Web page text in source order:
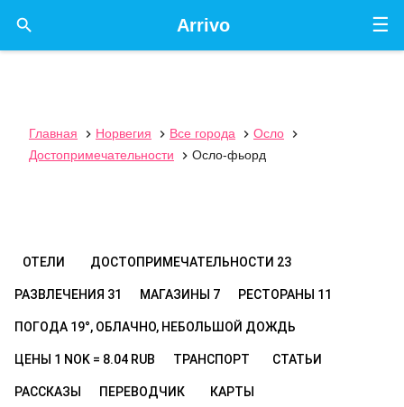
☰
Arrivo

Главная  Норвегия  Все города  Осло

Достопримечательности
 Осло-фьорд
ОТЕЛИ ДОСТОПРИМЕЧАТЕЛЬНОСТИ 23
РАЗВЛЕЧЕНИЯ 31 МАГАЗИНЫ 7 РЕСТОРАНЫ 11
ПОГОДА 19°, ОБЛАЧНО, НЕБОЛЬШОЙ ДОЖДЬ
ЦЕНЫ 1 NOK = 8.04 RUB ТРАНСПОРТ СТАТЬИ
РАССКАЗЫ ПЕРЕВОДЧИК КАРТЫ